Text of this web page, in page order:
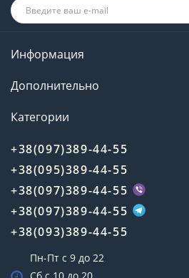
Информация
Дополнительно
Категории
+38(097)389-44-55
+38(095)389-44-55
+38(097)389-44-55
+38(097)389-44-55
+38(093)389-44-55
Пн-Пт с 9 до 22